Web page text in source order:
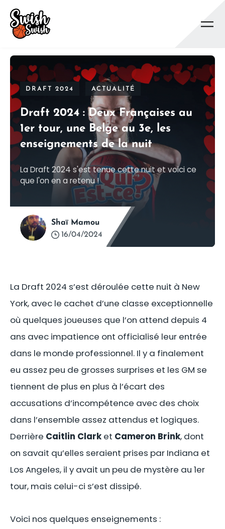
DRAFT 2024 ACTUALITÉ
Draft 2024 : Deux Françaises au
1er tour, une Belge au 3e, les
enseignements de la nuit
La Draft 2024 s'est tenue cette nuit et voici ce
que l'on en a retenu !
16/04/2024
Shaï Mamou
La Draft 2024 s’est déroulée cette nuit à New
York, avec le cachet d’une classe exceptionnelle
où quelques joueuses que l’on attend depuis 4
ans avec impatience ont officialisé leur entrée
dans le monde professionnel. Il y a finalement
eu assez peu de grosses surprises et les GM se
tiennent de plus en plus à l’écart des
accusations d’incompétence avec des choix
dans l’ensemble assez attendus et logiques.
Derrière Caitlin Clark et Cameron Brink, dont
on savait qu’elles seraient prises par Indiana et
Los Angeles, il y avait un peu de mystère au 1er
tour, mais celui-ci s’est dissipé.
Voici nos quelques enseignements :